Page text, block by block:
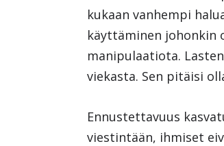
kukaan vanhempi
käyttäminen johonkin
manipulaatiota.
viekasta. Sen pitäisi
Ennustettavuus
viestintään, ihmiset